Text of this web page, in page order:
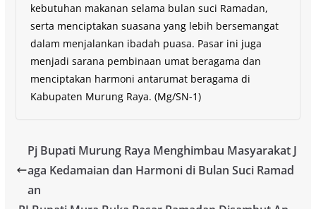
kebutuhan makanan selama bulan suci Ramadan,
serta menciptakan suasana yang lebih bersemangat
dalam menjalankan ibadah puasa. Pasar ini juga
menjadi sarana pembinaan umat beragama dan
menciptakan harmoni antarumat beragama di
Kabupaten Murung Raya. (Mg/SN-1)
Pj Bupati Murung Raya Menghimbau Masyarakat J
aga Kedamaian dan Harmoni di Bulan Suci Ramad
an